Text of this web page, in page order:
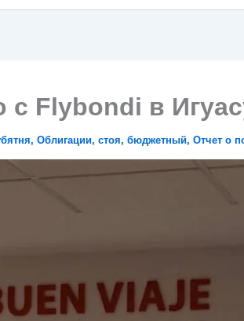
с Flybondi в
, Облигации, стоя, бюджетный, Отчет о